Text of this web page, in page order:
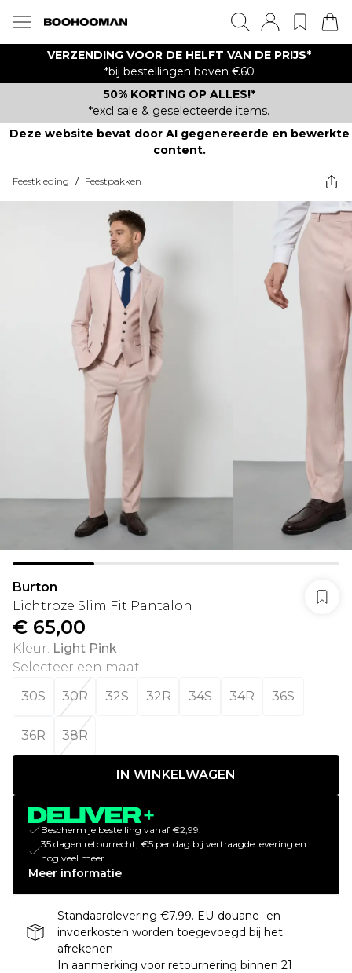
VERZENDING VOOR DE HELFT VAN DE PRIJS*
*bij bestellingen boven €60
50% KORTING OP ALLES!*
*excl sale & geselecteerde items.
Deze website bevat door AI gegenereerde en bewerkte
content.
Feestkleding / Feestpakken
Burton
Lichtroze Slim Fit Pantalon
€ 65,00
Kleur: Light Pink
Selecteer een maat:
30S
30R 32S 32R 34S 34R 36S
36R 38R
IN WINKELWAGEN
Bescherm je bestelling vanaf €2,99.
35 dagen retourrecht, €5 per dag bij vertraagde levering en
nog veel meer.
Meer informatie
Standaardlevering €7.99. EU-douane- en
invoerkosten worden toegevoegd bij het
afrekenen
In aanmerking voor retournering binnen 21